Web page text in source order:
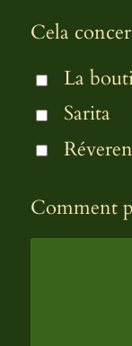
Cela
La
Sarita
Comment